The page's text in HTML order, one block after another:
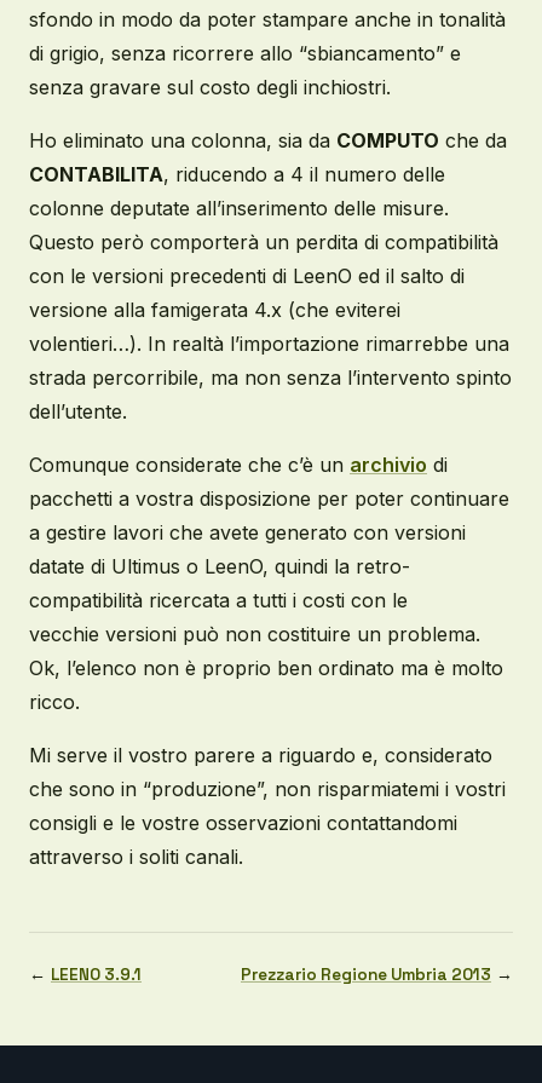
sfondo in modo da poter stampare anche in tonalità
di grigio, senza ricorrere allo “sbiancamento” e
senza gravare sul costo degli inchiostri.
Ho eliminato una colonna, sia da COMPUTO che da
CONTABILITA, riducendo a 4 il numero delle
colonne deputate all’inserimento delle misure.
Questo però comporterà un perdita di compatibilità
con le versioni precedenti di LeenO ed il salto di
versione alla famigerata 4.x (che eviterei
volentieri…). In realtà l’importazione rimarrebbe una
strada percorribile, ma non senza l’intervento spinto
dell’utente.
Comunque considerate che c’è un archivio di
pacchetti a vostra disposizione per poter continuare
a gestire lavori che avete generato con versioni
datate di Ultimus o LeenO, quindi la retro-
compatibilità ricercata a tutti i costi con le
vecchie versioni può non costituire un problema.
Ok, l’elenco non è proprio ben ordinato ma è molto
ricco.
Mi serve il vostro parere a riguardo e, considerato
che sono in “produzione”, non risparmiatemi i vostri
consigli e le vostre osservazioni contattandomi
attraverso i soliti canali.
← LEENO 3.9.1 Prezzario Regione Umbria 2013 →